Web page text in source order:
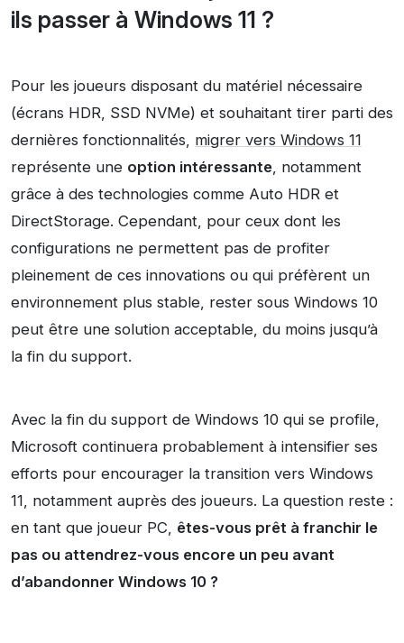
ils passer à Windows 11 ?
Pour les joueurs disposant du matériel nécessaire
(écrans HDR, SSD NVMe) et souhaitant tirer parti des
dernières fonctionnalités, migrer vers Windows 11
représente une option intéressante, notamment
grâce à des technologies comme Auto HDR et
DirectStorage. Cependant, pour ceux dont les
configurations ne permettent pas de profiter
pleinement de ces innovations ou qui préfèrent un
environnement plus stable, rester sous Windows 10
peut être une solution acceptable, du moins jusqu’à
la fin du support.
Avec la fin du support de Windows 10 qui se profile,
Microsoft continuera probablement à intensifier ses
efforts pour encourager la transition vers Windows
11, notamment auprès des joueurs. La question reste :
en tant que joueur PC, êtes-vous prêt à franchir le
pas ou attendrez-vous encore un peu avant
d’abandonner Windows 10 ?